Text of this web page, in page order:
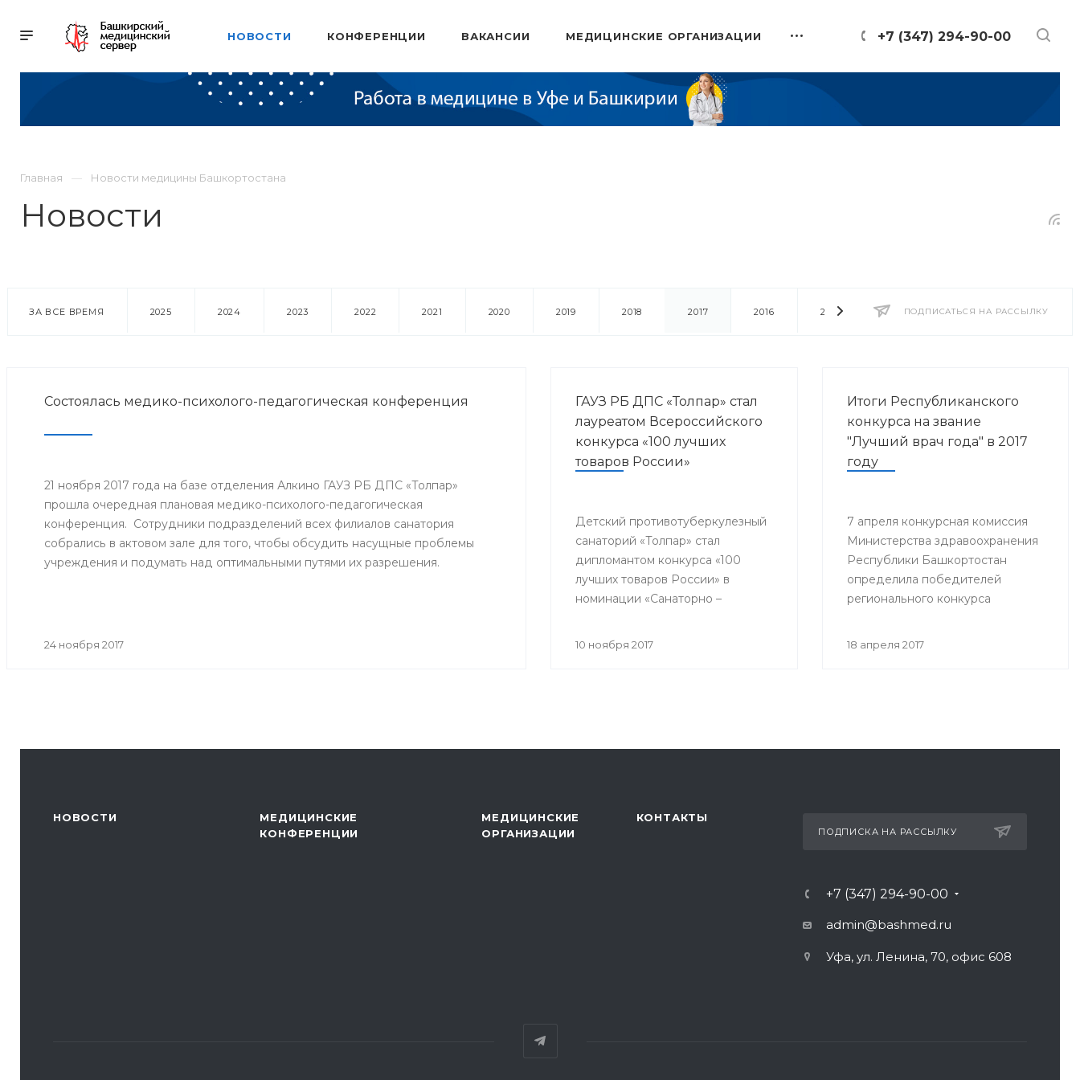
+7 (347) 294-90-00
НОВОСТИ КОНФЕРЕНЦИИ ВАКАНСИИ МЕДИЦИНСКИЕ ОРГАНИЗАЦИИ
Главная Новости медицины Башкортостана
Новости
ПОДПИСАТЬСЯ НА РАССЫЛКУ
ЗА ВСЕ ВРЕМЯ 2025 2024 2023 2022 2021 2020 2019 2018 2017 2016 2014 2013 2012 2011
Состоялась медико-психолого-педагогическая конференция
21 ноября 2017 года на базе отделения Алкино ГАУЗ РБ ДПС «Толпар»
прошла очередная плановая медико-психолого-педагогическая
конференция. Сотрудники подразделений всех филиалов санатория
собрались в актовом зале для того, чтобы обсудить насущные проблемы
учреждения и подумать над оптимальными путями их разрешения.
24 ноября 2017
ГАУЗ РБ ДПС «Толпар» стал
лауреатом Всероссийского
конкурса «100 лучших
товаров России»
Детский противотуберкулезный
санаторий «Толпар» стал
дипломантом конкурса «100
лучших товаров России» в
номинации «Санаторно –
10 ноября 2017
Итоги Республиканского
конкурса на звание
"Лучший врач года" в 2017
году
7 апреля конкурсная комиссия
Министерства здравоохранения
Республики Башкортостан
определила победителей
регионального конкурса
18 апреля 2017
НОВОСТИ
МЕДИЦИНСКИЕ
КОНФЕРЕНЦИИ
МЕДИЦИНСКИЕ
ОРГАНИЗАЦИИ
КОНТАКТЫ
ПОДПИСКА НА РАССЫЛКУ
+7 (347) 294-90-00
admin@bashmed.ru
Уфа, ул. Ленина, 70, офис 608